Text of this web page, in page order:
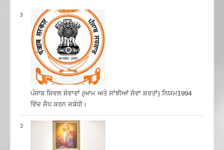
ਪੰਜਾਬ ਸਿਵਲ ਸੇਵਾਵਾਂ (ਆਮ ਅਤੇ ਸਾਂਝੀਆਂ ਸੇਵਾ ਸ਼ਰਤਾਂ) ਨਿਯਮ1994
ਵਿੱਚ ਸੇੋਧ ਕਰਨ ਸਬੰਧੀ।